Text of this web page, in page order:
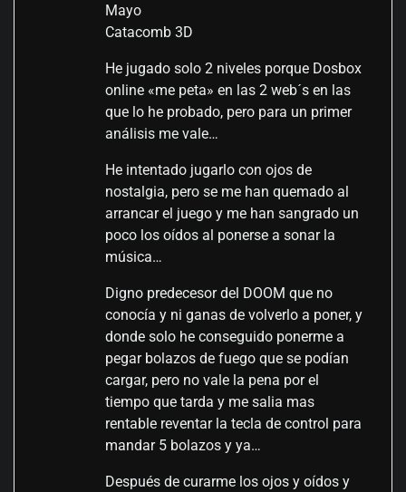
Mayo
Catacomb 3D
He jugado solo 2 niveles porque Dosbox
online «me peta» en las 2 web´s en las
que lo he probado, pero para un primer
análisis me vale…
He intentado jugarlo con ojos de
nostalgia, pero se me han quemado al
arrancar el juego y me han sangrado un
poco los oídos al ponerse a sonar la
música…
Digno predecesor del DOOM que no
conocía y ni ganas de volverlo a poner, y
donde solo he conseguido ponerme a
pegar bolazos de fuego que se podían
cargar, pero no vale la pena por el
tiempo que tarda y me salia mas
rentable reventar la tecla de control para
mandar 5 bolazos y ya…
Después de curarme los ojos y oídos y